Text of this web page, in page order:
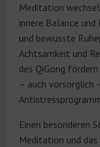
Meditation
innere Balance
und bewusste
Achtsamkeit und
des QiGong
– auch vorsorglich
Einen besonderen
Meditation und